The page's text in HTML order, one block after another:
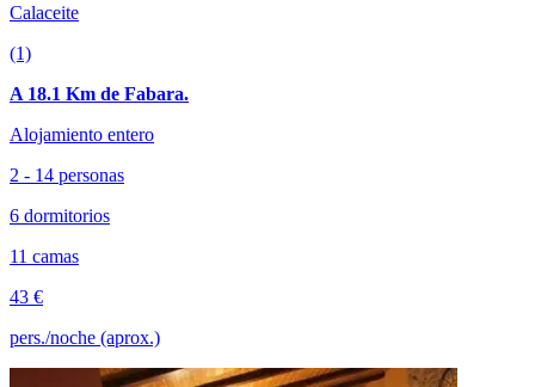
Calaceite
(1)
A 18.1 Km de Fabara.
Alojamiento entero
2 - 14 personas
6 dormitorios
11 camas
43 €
pers./noche (aprox.)